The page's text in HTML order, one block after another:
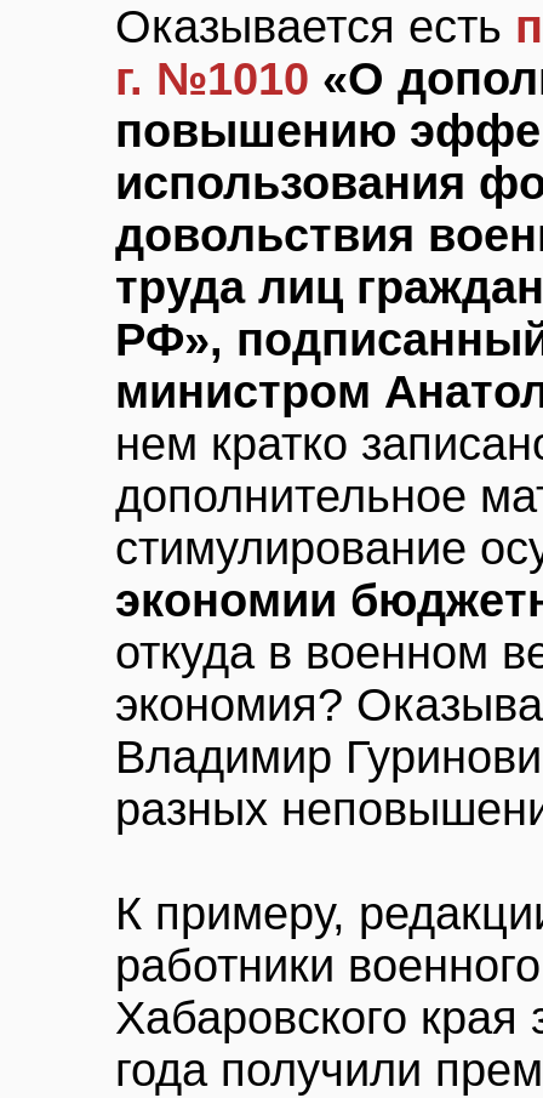
Оказывается есть
г. №1010 «О
повышению
использования
довольствия
труда лиц
РФ»,
министром
нем кратко
дополнительное
стимулирование
экономии
откуда в военном
экономия?
Владимир
разных
К примеру,
работники
Хабаровского
года получили